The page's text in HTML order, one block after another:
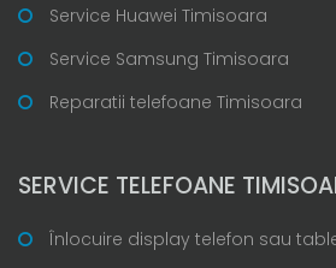
Service Huawei Timisoara
Service Samsung Timisoara
Reparatii telefoane Timisoara
SERVICE TELEFOANE
Înlocuire display telefon sau